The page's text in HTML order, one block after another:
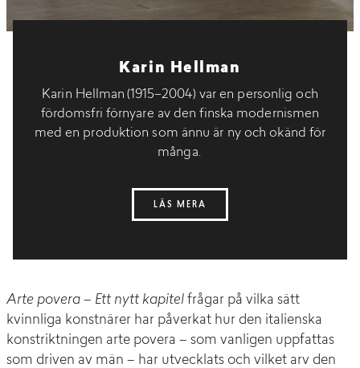
Karin Hellman
Karin Hellman (1915–2004) var en personlig och
fördomsfri förnyare av den finska modernismen
med en produktion som ännu är ny och okänd för
många.
LÄS MERA
Arte povera – Ett nytt kapitel frågar på vilka sätt
kvinnliga konstnärer har påverkat hur den italienska
konstriktningen arte povera – som vanligen uppfattas
som driven av män – har utvecklats och vilket arv den